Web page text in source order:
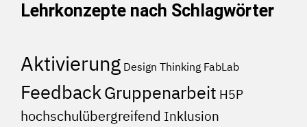
Lehrkonzepte nach Schlagwörter
Aktivierung Design Thinking FabLab
FeedbackGruppenarbeit H5P
hochschulübergreifend Inklusion